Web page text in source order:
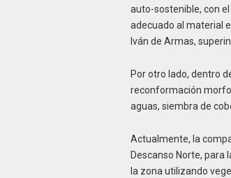
auto-sostenible, con
adecuado al material
Iván de Armas,
Por otro lado, dentro
reconformación
aguas, siembra de
Actualmente, la
Descanso Norte,
la zona utilizando